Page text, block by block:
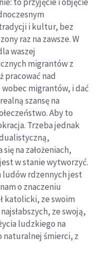
i kultur, bez
raz na zawsze. W
waszej
migrantów z
pracować nad
migrantów, i dać
szansę na
Aby to
Trzeba jednak
na założeniach,
w stanie wytworzyć.
rdzennych jest
o znaczeniu
katolicki, ze swoim
ze swoją,
ludzkiego na
naturalnej śmierci, z